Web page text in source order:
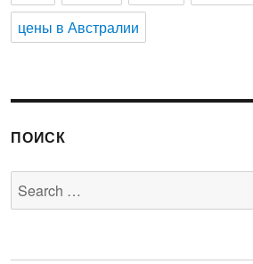
цены в Австралии
ПОИСК
Search
for: